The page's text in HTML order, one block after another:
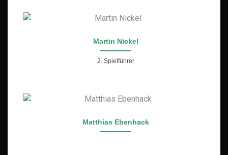
Martin Nickel
2. Spielführer
Matthias Ebenhack